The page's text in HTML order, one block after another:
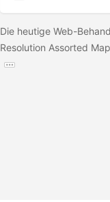
Die heutige Web-
Resolution Assorted